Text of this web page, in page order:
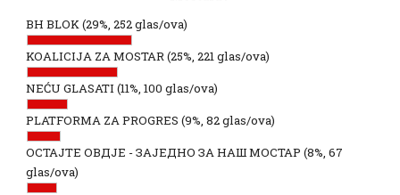
BH BLOK(29%, 252 glas/ova)
KOALICIJA ZA MOSTAR(25%, 221 glas/ova)
NEĆU GLASATI (11%, 100 glas/ova)
PLATFORMA ZA PROGRES (9%, 82 glas/ova)
ОСТАЈТЕ ОВДЈЕ - ЗАЈЕДНО ЗА НАШ МОСТАР (8%, 67
glas/ova)